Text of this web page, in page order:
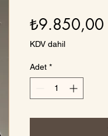
₺9.850,00
KDV dahil
Adet *